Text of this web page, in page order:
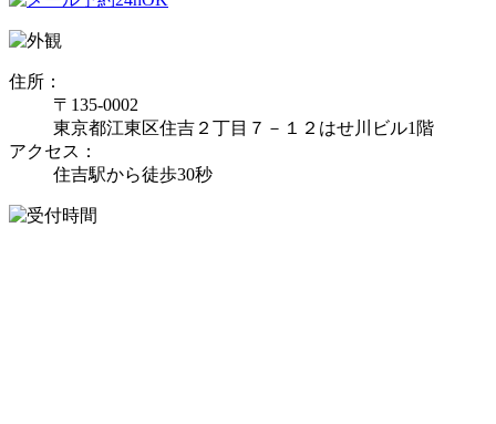
住所：
〒135-0002
東京都江東区住吉２丁目７－１２はせ川ビル1階
アクセス：
住吉駅から徒歩30秒